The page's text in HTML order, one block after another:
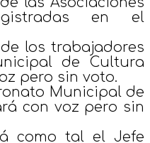
en el
los trabajadores
de Cultura
pero sin voto.
Municipal de
con voz pero sin
como tal el Jefe